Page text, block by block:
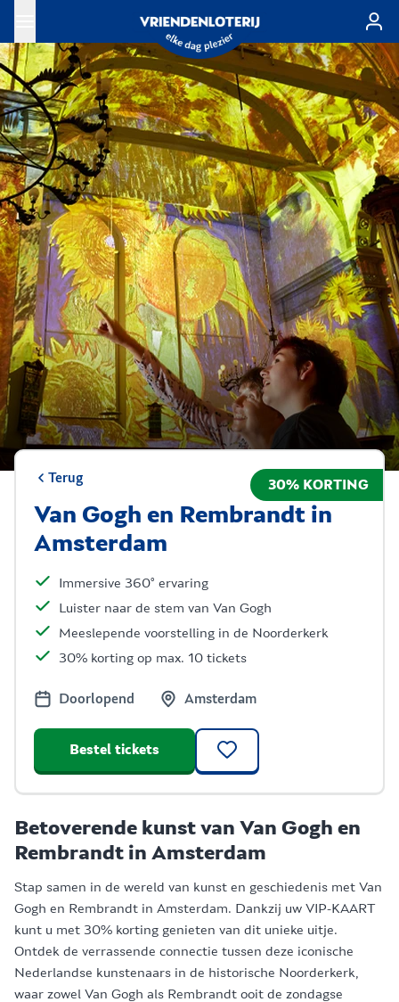
Ga naar de hoofdinhoud
Terug
Van Gogh en Rembrandt in
Amsterdam
30% KORTING
Immersive 360° ervaring
Luister naar de stem van Van Gogh
Meeslepende voorstelling in de Noorderkerk
30% korting op max. 10 tickets
Doorlopend Amsterdam
Bestel tickets
Betoverende kunst van Van Gogh en
Rembrandt in Amsterdam
Stap samen in de wereld van kunst en geschiedenis met Van
Gogh en Rembrandt in Amsterdam. Dankzij uw VIP-KAART
kunt u met 30% korting genieten van dit unieke uitje.
Ontdek de verrassende connectie tussen deze iconische
Nederlandse kunstenaars in de historische Noorderkerk,
waar zowel Van Gogh als Rembrandt ooit de zondagse